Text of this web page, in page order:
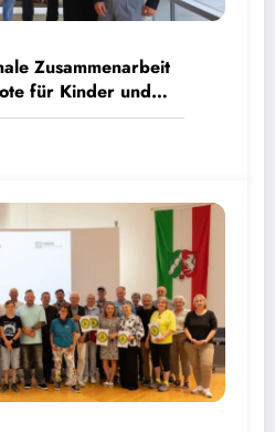
Zusammenarbeit
für Kinder und